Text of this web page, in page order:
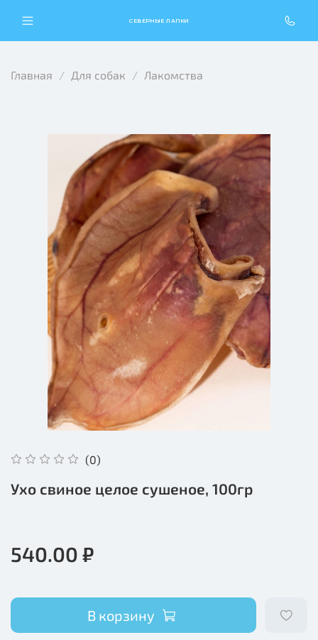
СЕВЕРНЫЕ ЛАПКИ
Главная Для собак Лакомства
(0)
Ухо свиное целое сушеное, 100гр
540.00 ₽
В корзину